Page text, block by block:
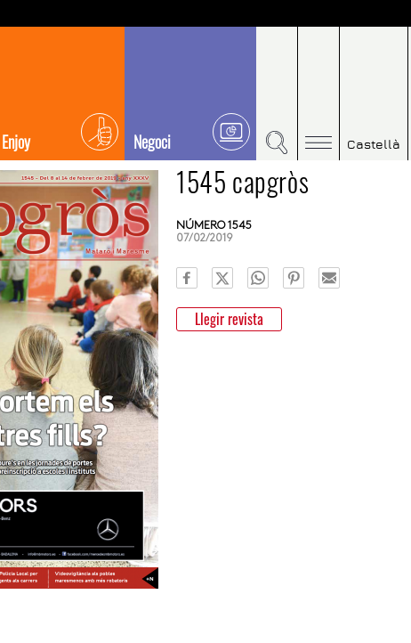
Enjoy Negoci Castellà
1545 capgròs
NÚMERO 1545
07/02/2019
Llegir revista